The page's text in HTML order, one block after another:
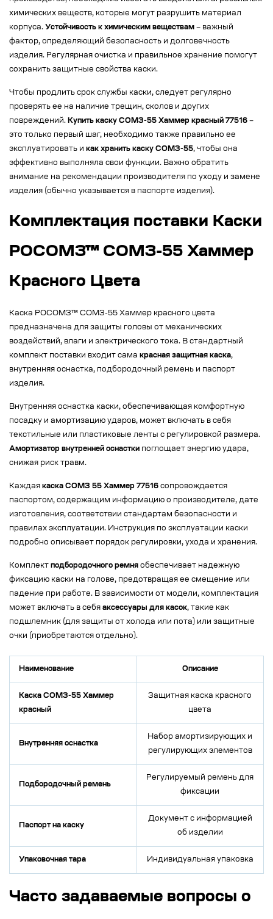
химических веществ, которые могут разрушить материал
корпуса. Устойчивость к химическим веществам – важный
фактор, определяющий безопасность и долговечность
изделия. Регулярная очистка и правильное хранение помогут
сохранить защитные свойства каски.
Чтобы продлить срок службы каски, следует регулярно
проверять ее на наличие трещин, сколов и других
повреждений. Купить каску СОМЗ-55 Хаммер красный 77516 –
это только первый шаг, необходимо также правильно ее
эксплуатировать и как хранить каску СОМЗ-55, чтобы она
эффективно выполняла свои функции. Важно обратить
внимание на рекомендации производителя по уходу и замене
изделия (обычно указывается в паспорте изделия).
Комплектация поставки Каски
РОСОМЗ™ СОМЗ-55 Хаммер
Красного Цвета
Каска РОСОМЗ™ СОМЗ-55 Хаммер красного цвета
предназначена для защиты головы от механических
воздействий, влаги и электрического тока. В стандартный
комплект поставки входит сама красная защитная каска,
внутренняя оснастка, подбородочный ремень и паспорт
изделия.
Внутренняя оснастка каски, обеспечивающая комфортную
посадку и амортизацию ударов, может включать в себя
текстильные или пластиковые ленты с регулировкой размера.
Амортизатор внутренней оснастки поглощает энергию удара,
снижая риск травм.
Каждая каска СОМЗ 55 Хаммер 77516 сопровождается
паспортом, содержащим информацию о производителе, дате
изготовления, соответствии стандартам безопасности и
правилах эксплуатации. Инструкция по эксплуатации каски
подробно описывает порядок регулировки, ухода и хранения.
Комплект подбородочного ремня обеспечивает надежную
фиксацию каски на голове, предотвращая ее смещение или
падение при работе. В зависимости от модели, комплектация
может включать в себя аксессуары для касок, такие как
подшлемник (для защиты от холода или пота) или защитные
очки (приобретаются отдельно).
Наименование Описание
Каска СОМЗ-55 Хаммер
красный
Защитная каска красного
цвета
Внутренняя оснастка
Набор амортизирующих и
регулирующих элементов
Подбородочный ремень
Регулируемый ремень для
фиксации
Паспорт на каску
Документ с информацией
об изделии
Упаковочная тара Индивидуальная упаковка
Часто задаваемые вопросы о